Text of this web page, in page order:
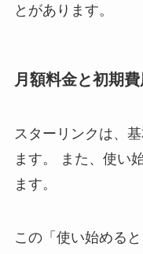
とがあります。
月額料金と初期
スターリンクは、
ます。 また、使い
ます。
この「使い始める